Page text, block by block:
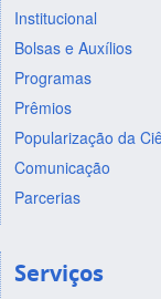
Institucional
Bolsas e Auxílios
Programas
Prêmios
Popularização da
Comunicação
Parcerias
Serviços